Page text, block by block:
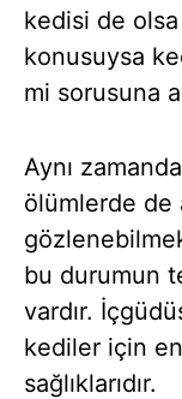
kedisi de
konusuysa
mi sorusuna
Aynı
ölümlerde de
bu durumun
vardır.
kediler için
sağlıklarıdır.